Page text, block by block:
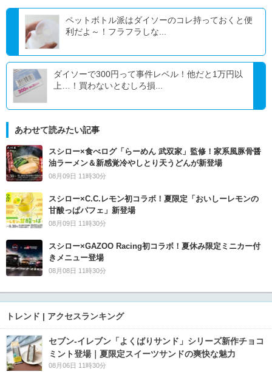
ペットボトル派はダイソーのコレ持っておくと便
利だよ～！フラフラしな...
ダイソーで300円って事件レベル！他だと1万円以
上…！買わないとむしろ損...
あわせて読みたい記事
スシロー×食べログ「らーめん 武双家」監修！家系風豚骨醤
油ラーメン＆新感覚冷やしとり天うどんが新登場
08月09日 11時30分
スシロー×C.C.レモン初コラボ！夏限定「おいしーレモンの
甘酸っぱパフェ」新登場
08月09日 11時30分
スシロー×GAZOO Racing初コラボ！夏休み限定ミニカー付
きメニュー登場
08月08日 11時30分
トレンド | アクセスランキング
セブン‐イレブン「よくばりサンド」シリーズ新作チョコ
ミント登場｜夏限定スイーツサンドの爽快な魅力
08月06日 11時30分